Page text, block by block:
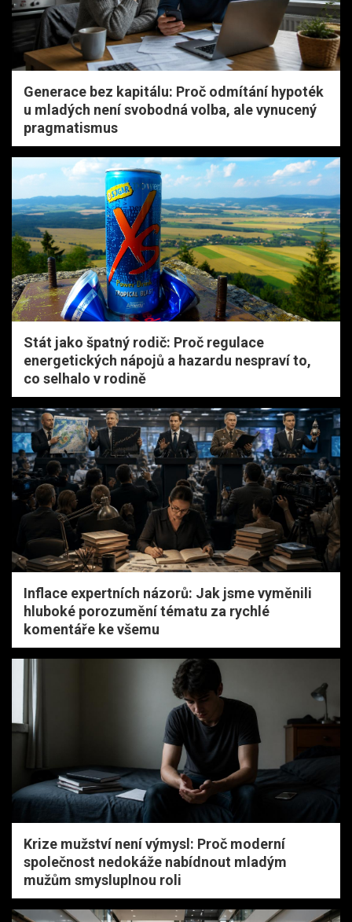
Generace bez kapitálu: Proč odmítání hypoték
u mladých není svobodná volba, ale vynucený
pragmatismus
Stát jako špatný rodič: Proč regulace
energetických nápojů a hazardu nespraví to,
co selhalo v rodině
Inflace expertních názorů: Jak jsme vyměnili
hluboké porozumění tématu za rychlé
komentáře ke všemu
Krize mužství není výmysl: Proč moderní
společnost nedokáže nabídnout mladým
mužům smysluplnou roli